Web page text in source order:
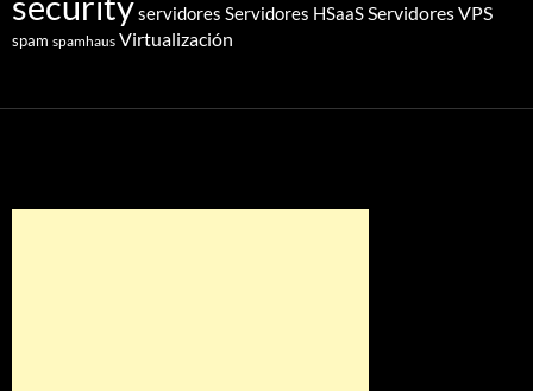
servidores Servidores HSaaSServidores VPS
spam spamhaus Virtualización